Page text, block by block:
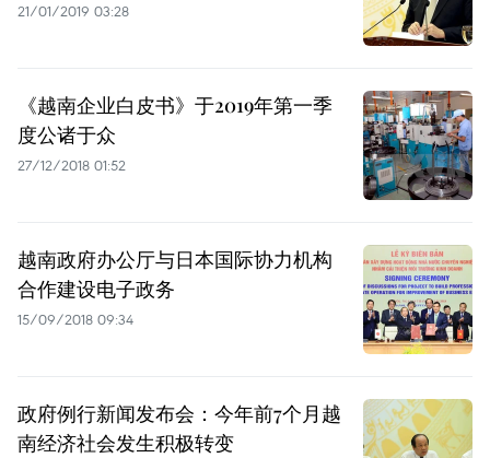
21/01/2019 03:28
《越南企业白皮书》于2019年第一季
度公诸于众
27/12/2018 01:52
越南政府办公厅与日本国际协力机构
合作建设电子政务
15/09/2018 09:34
政府例行新闻发布会：今年前7个月越
南经济社会发生积极转变